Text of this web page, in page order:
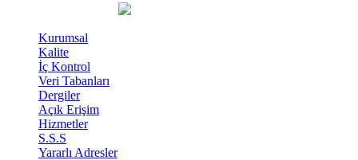
Kurumsal
Kalite
İç Kontrol
Veri Tabanları
Dergiler
Açık Erişim
Hizmetler
S.S.S
Yararlı Adresler